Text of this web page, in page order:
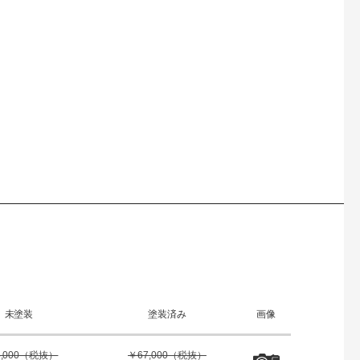
未塗装 塗装済み 画像
（税抜） ￥67,000（税抜）